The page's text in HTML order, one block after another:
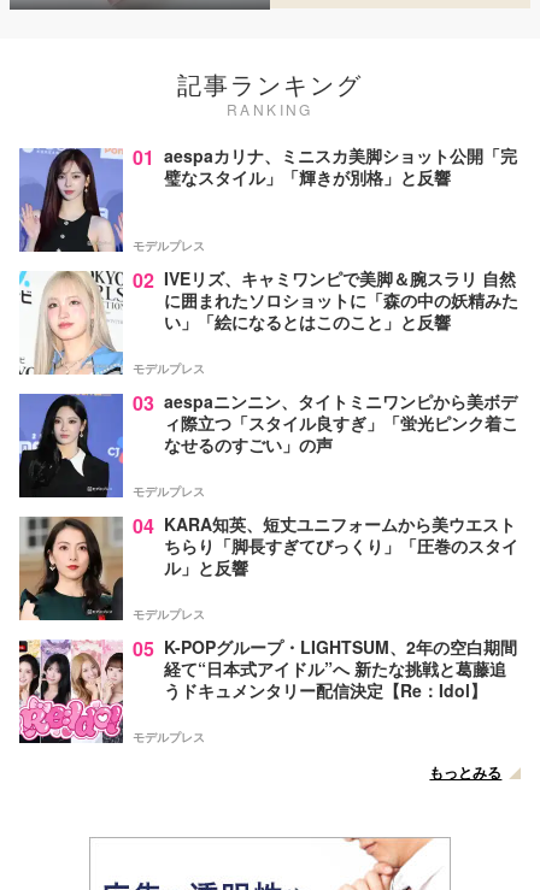
記事ランキング
RANKING
01 aespaカリナ、ミニスカ美脚ショット公開「完
璧なスタイル」「輝きが別格」と反響
モデルプレス
02 IVEリズ、キャミワンピで美脚＆腕スラリ 自然
に囲まれたソロショットに「森の中の妖精みた
い」「絵になるとはこのこと」と反響
モデルプレス
03 aespaニンニン、タイトミニワンピから美ボデ
ィ際立つ「スタイル良すぎ」「蛍光ピンク着こ
なせるのすごい」の声
モデルプレス
04 KARA知英、短丈ユニフォームから美ウエスト
ちらり「脚長すぎてびっくり」「圧巻のスタイ
ル」と反響
モデルプレス
05 K-POPグループ・LIGHTSUM、2年の空白期間
経て“日本式アイドル”へ 新たな挑戦と葛藤追
うドキュメンタリー配信決定【Re：Idol】
モデルプレス
もっとみる